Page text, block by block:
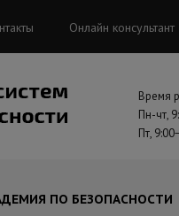
Онлайн консультант
Время
Пн-чт,
Пт,
ПО БЕЗОПАСНОСТИ